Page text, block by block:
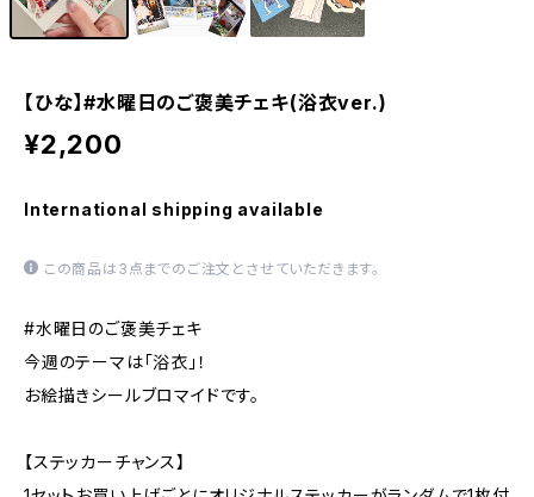
【ひな】#水曜日のご褒美チェキ(浴衣ver.)
¥2,200
International shipping available
この商品は3点までのご注文とさせていただきます。
#水曜日のご褒美チェキ
今週のテーマは「浴衣」！
お絵描きシールブロマイドです。
【ステッカーチャンス】